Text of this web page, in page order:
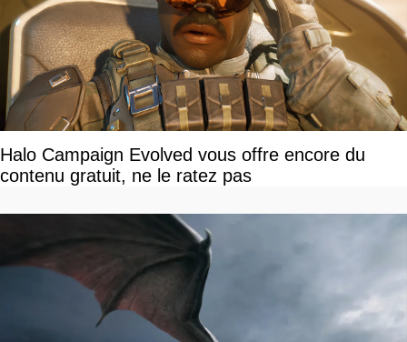
Halo Campaign Evolved vous offre encore du
contenu gratuit, ne le ratez pas